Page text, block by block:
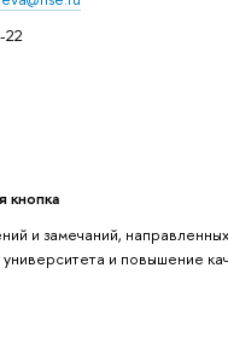
22
кнопка
и замечаний,
и повышение